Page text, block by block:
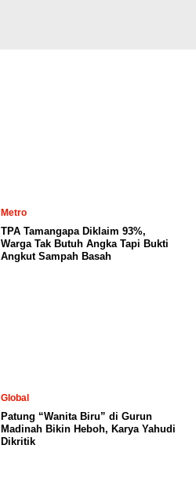
Metro
TPA Tamangapa Diklaim 93%,
Warga Tak Butuh Angka Tapi Bukti
Angkut Sampah Basah
Global
Patung “Wanita Biru” di Gurun
Madinah Bikin Heboh, Karya Yahudi
Dikritik